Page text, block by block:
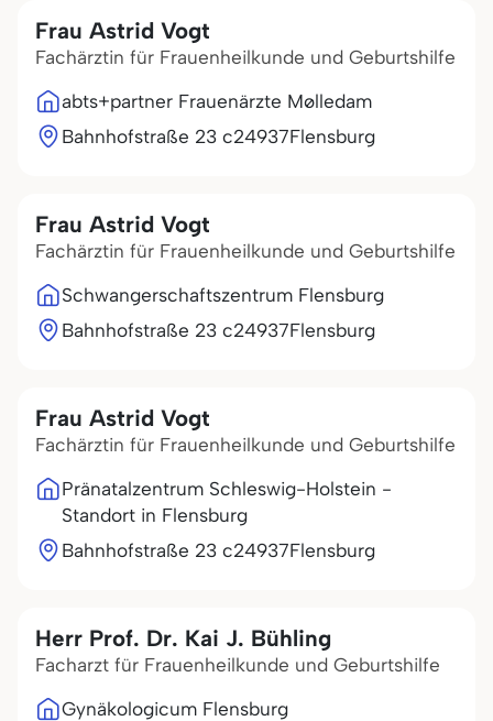
Frau Astrid Vogt
Fachärztin für Frauenheilkunde und Geburtshilfe
abts+partner Frauenärzte Mølledam
Bahnhofstraße 23 c24937Flensburg
Frau Astrid Vogt
Fachärztin für Frauenheilkunde und Geburtshilfe
Schwangerschaftszentrum Flensburg
Bahnhofstraße 23 c24937Flensburg
Frau Astrid Vogt
Fachärztin für Frauenheilkunde und Geburtshilfe
Pränatalzentrum Schleswig-Holstein -
Standort in Flensburg
Bahnhofstraße 23 c24937Flensburg
Herr Prof. Dr. Kai J. Bühling
Facharzt für Frauenheilkunde und Geburtshilfe
Gynäkologicum Flensburg